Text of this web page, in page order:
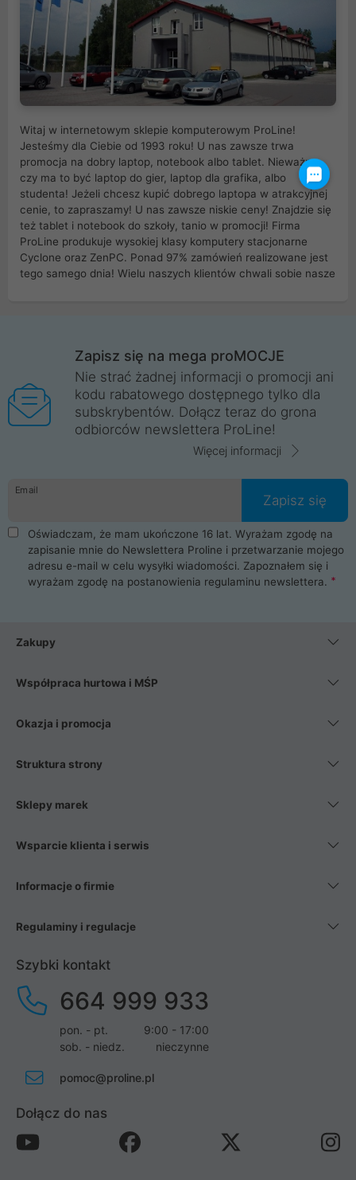
Witaj w internetowym sklepie komputerowym ProLine!
Jesteśmy dla Ciebie od 1993 roku! U nas zawsze trwa
promocja na dobry laptop, notebook albo tablet. Nieważne
czy ma to być laptop do gier, laptop dla grafika, albo
studenta! Jeżeli chcesz kupić dobrego laptopa w atrakcyjnej
cenie, to zapraszamy! U nas zawsze niskie ceny! Znajdzie się
też tablet i notebook do szkoły, tanio w promocji! Firma
ProLine produkuje wysokiej klasy komputery stacjonarne
Cyclone oraz ZenPC. Ponad 97% zamówień realizowane jest
tego samego dnia! Wielu naszych klientów chwali sobie nasze
Wrocław, Poznań, Legnica, Katowice, Gliwice, Kalisz, Bytom,
Trzebnica, Opole. Szybka i profesjonalna obsługa!
ProLine to polska firma ze 100% polskim kapitałem. Działamy
legalnie i płacimy podatki w naszym kraju! Posiadamy siedzibę
główną w Mirkowie oraz salony na terenie kraju. Cała
komunikacja ze sklepem komputerowym ProLine jest
danych osobowych. Dlatego zakup notebooka albo laptopa w
ProLine to czysta przyjemność i pełne bezpieczeństwo.
Zaopatrzysz się u nas w akcesoria i części komputerowe
takie jak procesory, karty graficzne, płyty główne, pamięci,
dyski SSD, M.2 oraz HDD. Nasi pracownicy pomogą Ci wybrać
najlepszy zasilacz komputerowy oraz obudowę do komputera.
Poza komputerami mamy również najlepsze na rynku
Smartfony takich producentów jak Xiaomi, Apple, Samsung i
wentylatory. Na koniec mając już to wszystko, możesz
Zapisz się na mega proMOCJE
Nie strać żadnej informacji o promocji ani
kodu rabatowego dostępnego tylko dla
subskrybentów. Dołącz teraz do grona
odbiorców newslettera ProLine!
Więcej informacji
Email
Zapisz się
Oświadczam, że mam ukończone 16 lat. Wyrażam zgodę na
zapisanie mnie do Newslettera Proline i przetwarzanie mojego
adresu e-mail w celu wysyłki wiadomości. Zapoznałem się i
wyrażam zgodę na postanowienia regulaminu newslettera.
Zakupy
Współpraca hurtowa i MŚP
Okazja i promocja
Struktura strony
Sklepy marek
Wsparcie klienta i serwis
Informacje o firmie
Regulaminy i regulacje
Szybki kontakt
664 999 933
pon. - pt.
9:00 - 17:00
sob. - niedz.
nieczynne
pomoc@proline.pl
Dołącz do nas